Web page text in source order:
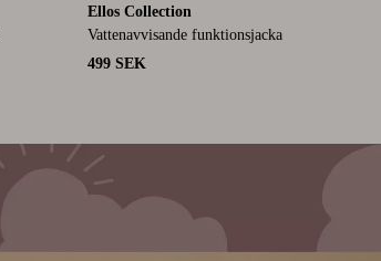
Ellos Collection
Vattenavvisande funktionsjacka
499 SEK